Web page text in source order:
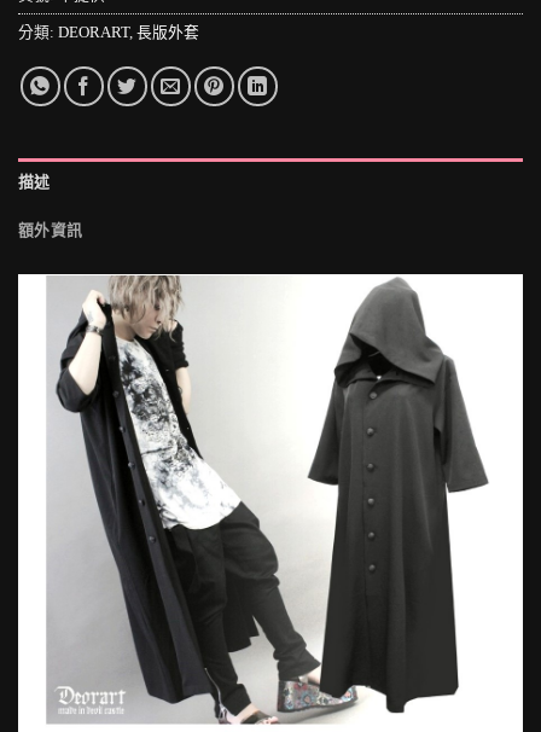
分類: DEORART, 長版外套
描述
額外資訊